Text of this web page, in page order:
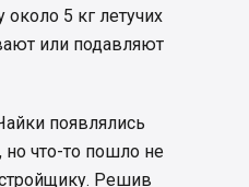
около 5 кг летучих
или подавляют
появлялись
но что-то пошло не
Решив